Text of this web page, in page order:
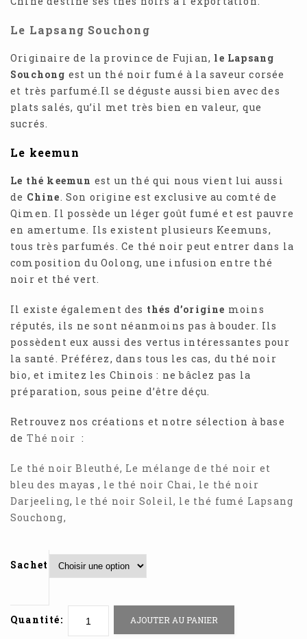
Le Lapsang Souchong
Originaire de la province de Fujian, le Lapsang
Souchong est un thé noir fumé à la saveur corsée
et très parfumé.Il se déguste aussi bien avec des
plats salés, qu’il met très bien en valeur, que
sucrés.
Le keemun
Le thé keemun est un thé qui nous vient lui aussi
de Chine. Son origine est exclusive au comté de
Qimen. Il possède un léger goût fumé et est pauvre
en amertume. Ils existent plusieurs Keemuns,
tous très parfumés. Ce thé noir peut entrer dans la
composition du Oolong, une infusion entre thé
noir et thé vert.
Il existe également des thés d’origine moins
réputés, ils ne sont néanmoins pas à bouder. Ils
possèdent eux aussi des vertus intéressantes pour
la santé. Préférez, dans tous les cas, du thé noir
bio, et imitez les Chinois : ne bâclez pas la
préparation, sous peine d’être déçu.
Retrouvez nos créations et notre sélection à base
de Thé noir :
Le thé noir Bleuthé, Le mélange de thé noir et
bleu des mayas , le thé noir Chai, le thé noir
Darjeeling, le thé noir Soleil, le thé fumé Lapsang
Souchong,
Sachet
Quantité: AJOUTER AU PANIER